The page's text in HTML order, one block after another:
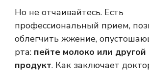
Но не отчаивайтесь. Есть
профессиональный прием,
облегчить жжение,
рта: пейте молоко или
продукт. Как заключает